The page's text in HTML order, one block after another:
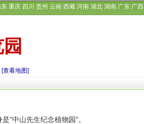
东 重庆 四川 贵州 云南 西藏 河南 湖北 湖南 广东 广西
[查看地图]
中山先生纪念植物园”。